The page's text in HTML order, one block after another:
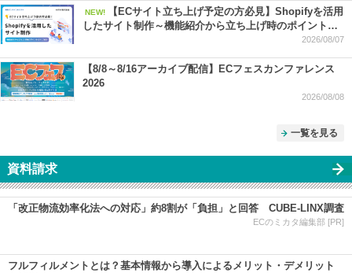
NEW!
【ECサイト立ち上げ予定の方必見】Shopifyを活用
したサイト制作～機能紹介から立ち上げ時のポイントま
2026/08/07
【8/8～8/16アーカイブ配信】ECフェスカンファレンス
2026
2026/08/08
一覧を見る
資料請求
「改正物流効率化法への対応」約8割が「負担」と回答 CUBE-LINX調査
ECのミカタ編集部 [PR]
フルフィルメントとは？基本情報から導入によるメリット・デメリット